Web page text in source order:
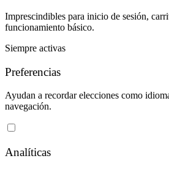
Imprescindibles para inicio de sesión,
funcionamiento básico.
Siempre activas
Preferencias
Ayudan a recordar elecciones como
navegación.
Analíticas